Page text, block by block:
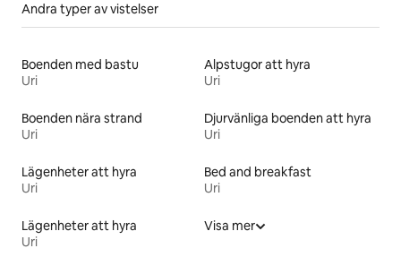
Andra typer av vistelser
Boenden med bastu
Uri
Alpstugor att hyra
Uri
Boenden nära strand
Uri
Djurvänliga boenden att hyra
Uri
Lägenheter att hyra
Uri
Bed and breakfast
Uri
Lägenheter att hyra
Uri
Visa mer